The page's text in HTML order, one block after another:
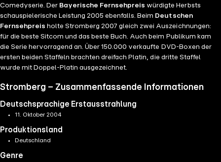
Comedyserie. Der Bayerische Fernsehpreis würdigte Herbsts
schauspielerische Leistung 2005 ebenfalls. Beim Deutschen
Fernsehpreis holte Stromberg 2007 gleich zwei Auszeichnungen:
für die beste Sitcom und das beste Buch. Auch beim Publikum kam
die Serie hervorragend an. Über 150.000 verkaufte DVD-Boxen der
ersten beiden Staffeln brachten dreifach Platin, die dritte Staffel
wurde mit Doppel-Platin ausgezeichnet.
Stromberg – Zusammenfassende Informationen
Deutschsprachige Erstausstrahlung
11. Oktober 2004
Produktionsland
Deutschland
Genre